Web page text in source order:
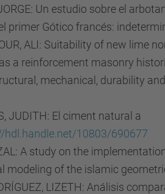
Un estudio sobre el
primer Gótico francés:
ALI: Suitability of new lime
a reinforcement masonry
mechanical, durability
JUDITH: El ciment natural a
hdl.handle.net/10803/690677
A study on the
modeling of the islamic
LIZETH: Análisis